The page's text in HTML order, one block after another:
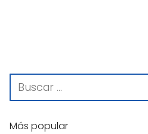
Más popular